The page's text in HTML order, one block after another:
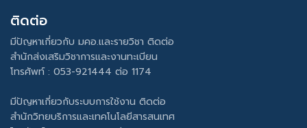
ติดต่อ
มีปัญหาเกี่ยวกับ มคอ.และรายวิชา ติดต่อ
สำนักส่งเสริมวิชาการและงานทะเบียน
โทรศัพท์ : 053-921444 ต่อ 1174
มีปัญหาเกี่ยวกับระบบการใช้งาน ติดต่อ
สำนักวิทยบริการและเทคโนโลยีสารสนเทศ